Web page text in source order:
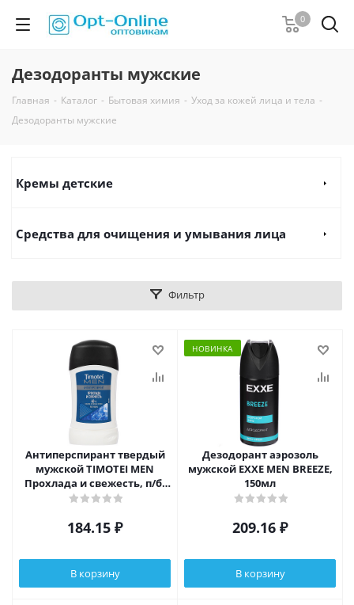
0
Дезодоранты мужские
Главная - Каталог - Бытовая химия - Уход за кожей лица и тела -
Дезодоранты мужские
Кремы детские
Средства для очищения и умывания лица
Фильтр
Антиперспирант твердый
мужской TIMOTEI MEN
Прохлада и свежесть, п/б,
30мл
184.15 ₽
В корзину
НОВИНКА
Дезодорант аэрозоль
мужской EXXE MEN BREEZE,
150мл
209.16 ₽
В корзину